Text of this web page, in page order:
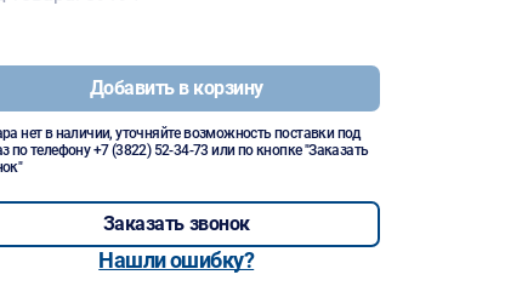
Добавить в корзину
нет в наличии, уточняйте возможность поставки под
по телефону+7 (3822) 52-34-73 или по кнопке "Заказать
Заказать звонок
Нашли ошибку?